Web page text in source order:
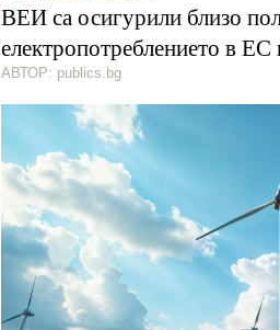
ВЕИ са осигурили близо
електропотреблението в ЕС
АВТОР: publics.bg